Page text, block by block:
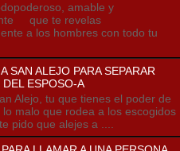
amable y
que te revelas
a los hombres con todo tu
SAN ALEJO PARA SEPARAR
ESPOSO-A
Alejo, tu que tienes el poder de
malo que rodea a los escogidos
pido que alejes a ....